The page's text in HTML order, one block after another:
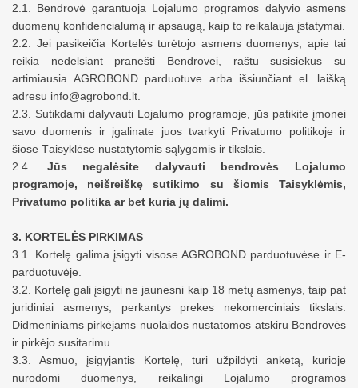
2.1. Bendrovė garantuoja Lojalumo programos dalyvio asmens
duomenų konfidencialumą ir apsaugą , kaip to reikalauja įstatymai.
2.2. Jei pasikeičia Kortelės turėtojo asmens duomenys, apie tai
reikia nedelsiant pranešti Bendrovei, raštu susisiekus su
artimiausia AGROBOND parduotuve arba išsiunčiant el. laišką
adresu info@agrobond.lt.
2.3. Sutikdami dalyvauti Lojalumo programoje, jūs patikite įmonei
savo duomenis ir įgalinate juos tvarkyti Privatumo politikoje ir
šiose Taisyklėse nustatytomis sąlygomis ir tikslais.
2.4. Jūs negalėsite dalyvauti bendrovės Lojalumo
programoje, neišreiškę sutikimo su šiomisTaisyklėmis,
Privatumo politika ar bet kuria jų dalimi.
3. KORTELĖS PIRKIMAS
3.1. Kortelę galima įsigyti visose AGROBOND parduotuvėse ir E-
parduotuvėje.
3.2. Kortelę gali įsigyti ne jaunesni kaip 18 metų asmenys, taip pat
juridiniai asmenys, perkantys prekes nekomerciniais tikslais.
Didmeniniams pirkėjams nuolaidos nustatomos atskiru Bendrovės
ir pirkėjo susitarimu.
3.3. Asmuo, įsigyjantis Kortelę, turi užpildyti anketą, kurioje
nurodomi duomenys, reikalingi Lojalumo programos